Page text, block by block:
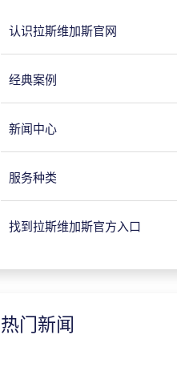
认识拉斯维加斯官网
经典案例
新闻中心
服务种类
找到拉斯维加斯官方入口
热门新闻